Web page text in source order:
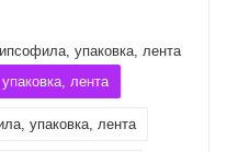
упаковка, лента
лента
упаковка, лента